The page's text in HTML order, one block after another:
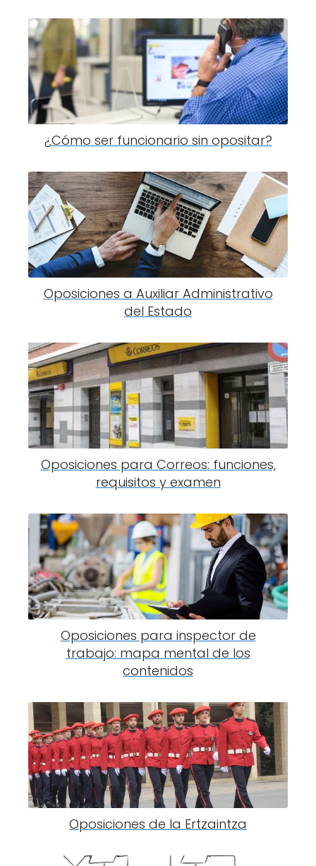
¿Cómo ser funcionario sin opositar?
Oposiciones a Auxiliar Administrativo
del Estado
Oposiciones para Correos: funciones,
requisitos y examen
Oposiciones para inspector de
trabajo: mapa mental de los
contenidos
Oposiciones de la Ertzaintza